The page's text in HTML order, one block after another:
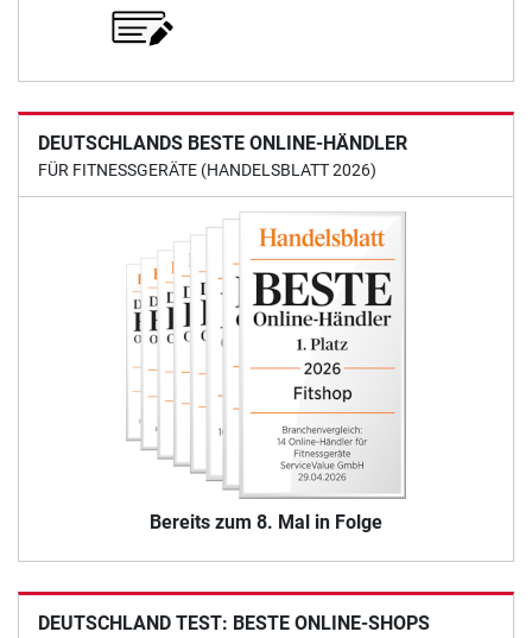
DEUTSCHLANDS BESTE ONLINE-HÄNDLER
FÜR FITNESSGERÄTE (HANDELSBLATT 2026)
Bereits zum 8. Mal in Folge
DEUTSCHLAND TEST: BESTE ONLINE-SHOPS